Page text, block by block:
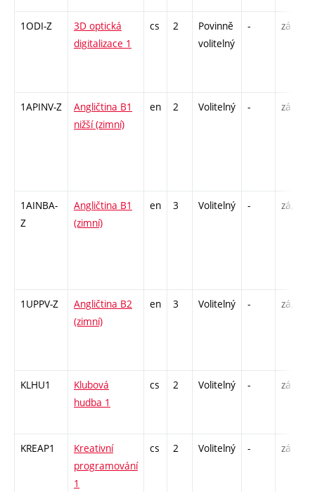
1ODI-Z
3D optická
digitalizace 1
cs 2
Povinně
volitelný
- zá
1APINV-Z
Angličtina B1
nižší (zimní)
en 2 Volitelný - zá
1AINBA-
Z
Angličtina B1
(zimní)
en 3 Volitelný - zá,zk
1UPPV-Z
Angličtina B2
(zimní)
en 3 Volitelný - zá,zk
KLHU1
Klubová
hudba 1
cs 2 Volitelný - zá
KREAP1
Kreativní
programování
1
cs 2 Volitelný - zá